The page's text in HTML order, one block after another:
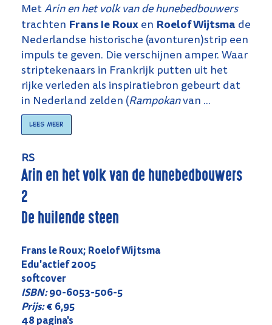
MetArin en het volk van de hunebedbouwers
trachten Frans Ie Roux en Roelof Wijtsma de
Nederlandse historische (avonturen)strip een
impuls te geven. Die verschijnen amper. Waar
striptekenaars in Frankrijk putten uit het
rijke verleden als inspiratiebron gebeurt dat
in Nederland zelden (Rampokanvan ...
Lees meer
RS
Arin en het volk van de hunebedbouwers
2
De huilende steen
Frans le Roux; Roelof Wijtsma
Edu'actief 2005
softcover
ISBN:90-6053-506-5
Prijs:€ 6,95
48 pagina's